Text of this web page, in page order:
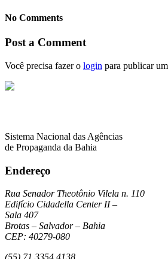
No Comments
Post a Comment
Você precisa fazer o login para publicar
Sistema Nacional das Agências
de Propaganda da Bahia
Endereço
Rua Senador Theotônio Vilela n. 110
Edifício Cidadella Center II –
Sala 407
Brotas – Salvador – Bahia
CEP: 40279-080